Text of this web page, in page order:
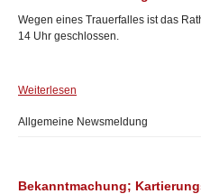
Wegen eines Trauerfalles ist das
14 Uhr geschlossen.
Weiterlesen
Allgemeine Newsmeldung
Bekanntmachung;